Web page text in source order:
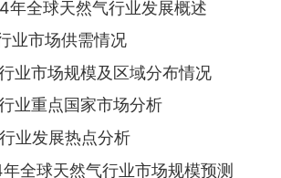
全球天然气行业发展概述
业市场供需情况
业市场规模及区域分布情况
业重点国家市场分析
业发展热点分析
全球天然气行业市场规模预测